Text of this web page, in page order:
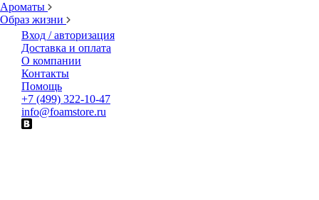
Ароматы
Образ жизни
Вход / авторизация
Доставка и оплата
О компании
Контакты
Помощь
+7 (499) 322-10-47
info@foamstore.ru